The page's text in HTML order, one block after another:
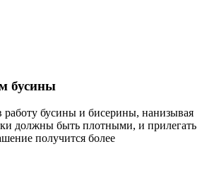
бусины
бусины и бисерины, нанизывая
должны быть плотными, и прилегать
получится более